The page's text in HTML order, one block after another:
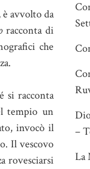
avvolto da
racconta di
che
si racconta
tempio un
invocò il
Il vescovo
rovesciarsi
–
La